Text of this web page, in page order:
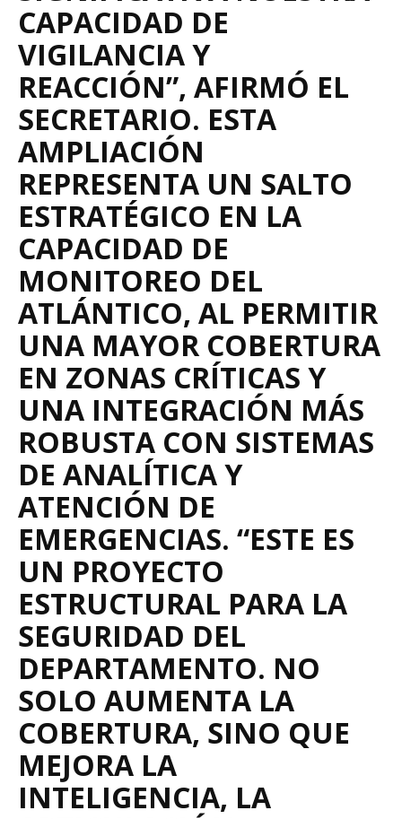
CAPACIDAD DE
VIGILANCIA Y
REACCIÓN”, AFIRMÓ EL
SECRETARIO. ESTA
AMPLIACIÓN
REPRESENTA UN SALTO
ESTRATÉGICO EN LA
CAPACIDAD DE
MONITOREO DEL
ATLÁNTICO, AL PERMITIR
UNA MAYOR COBERTURA
EN ZONAS CRÍTICAS Y
UNA INTEGRACIÓN MÁS
ROBUSTA CON SISTEMAS
DE ANALÍTICA Y
ATENCIÓN DE
EMERGENCIAS. “ESTE ES
UN PROYECTO
ESTRUCTURAL PARA LA
SEGURIDAD DEL
DEPARTAMENTO. NO
SOLO AUMENTA LA
COBERTURA, SINO QUE
MEJORA LA
INTELIGENCIA, LA